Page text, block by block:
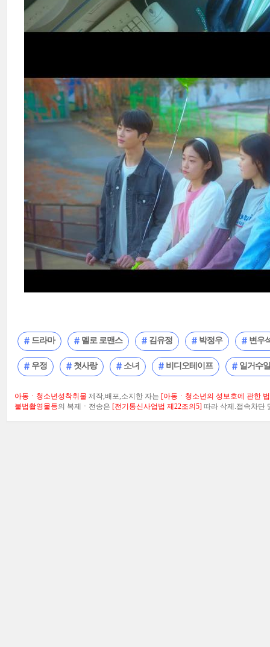
드라마 멜로 로맨스 김유정 박정우 변우
우정 첫사랑 소녀 비디오테이프 일거수
아동ㆍ청소년성착취물 제작,배포,소지한 자는 [아동ㆍ청소년의 성보호에 관한
불법촬영물등의 복제ㆍ전송은 [전기통신사업법 제22조의5] 따라 삭제.접속차단